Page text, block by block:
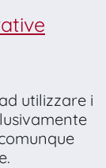
utilizzare i